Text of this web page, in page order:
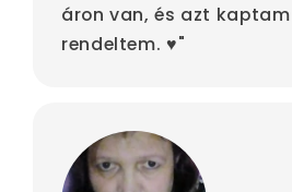
áron van, és azt
rendeltem. ♥"